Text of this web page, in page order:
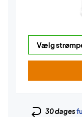
30 dages